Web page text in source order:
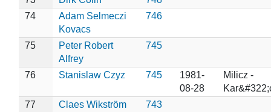
74
Adam Selmeczi
Kovacs
746
75
Peter Robert
Alfrey
745
76 Stanislaw Czyz 745
1981-
08-28
Milicz -
77
Claes Wikström 743